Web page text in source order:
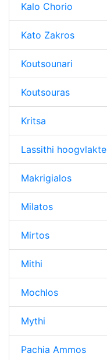
Kalo Chorio
Kato Zakros
Koutsounari
Koutsouras
Kritsa
Lassithi hoogvlakte
Makrigialos
Milatos
Mirtos
Mithi
Mochlos
Mythi
Pachia Ammos